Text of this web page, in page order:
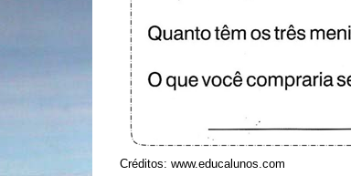
Créditos: www.educalunos.com